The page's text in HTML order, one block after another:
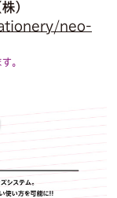
）
neo-
。